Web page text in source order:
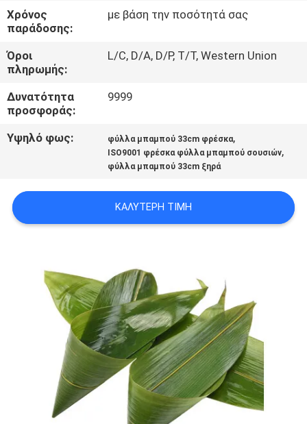
ΕΠΑΦΉ
ΜΕ
ΕΙΔΉΣΕΙΣ
SITEMAP
POLICY
Χρόνος
παράδοσης:
με βάση την ποσότητά σας
Όροι
πληρωμής:
L/C, D/A, D/P, T/T, Western Union
Δυνατότητα
προσφοράς:
9999
Υψηλό φως: φύλλα μπαμπού 33cm φρέσκα,
ISO9001 φρέσκα φύλλα μπαμπού σουσιών,
φύλλα μπαμπού 33cm ξηρά
ΚΑΛΎΤΕΡΗ ΤΙΜΉ